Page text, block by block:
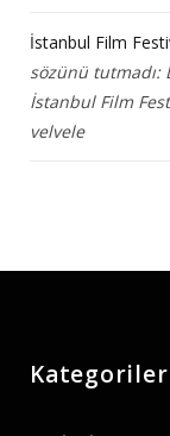
İstanbul Film
sözünü tutmadı:
İstanbul Film
velvele
Kategoriler